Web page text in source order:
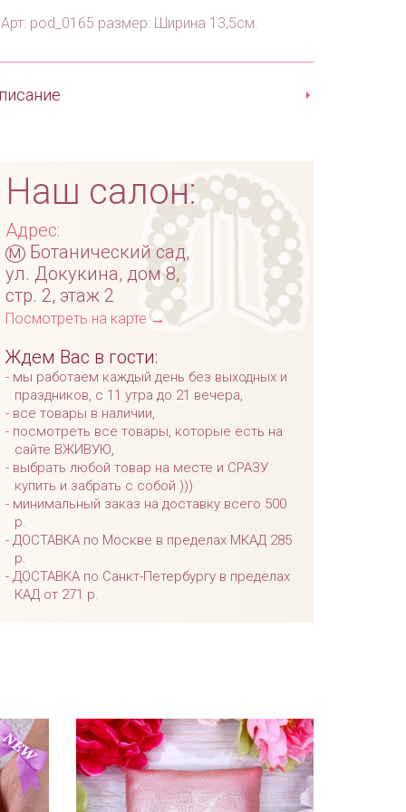
Арт: pod_0165 размер: Ширина 13,5см.
Наш салон:
Адрес:
м Ботанический сад,
ул. Докукина, дом 8,
стр. 2, этаж 2
Посмотреть на карте →
Ждем Вас в гости:
мы работаем каждый день без выходных и
праздников, с 11 утра до 21 вечера,
все товары в наличии,
посмотреть все товары, которые есть на
сайте ВЖИВУЮ,
выбрать любой товар на месте и СРАЗУ
купить и забрать с собой )))
минимальный заказ на доставку всего 500
р.
ДОСТАВКА по Москве в пределах МКАД 285
р.
ДОСТАВКА по Санкт-Петербургу в пределах
КАД от 271 р.